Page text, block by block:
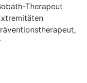
Therapeut